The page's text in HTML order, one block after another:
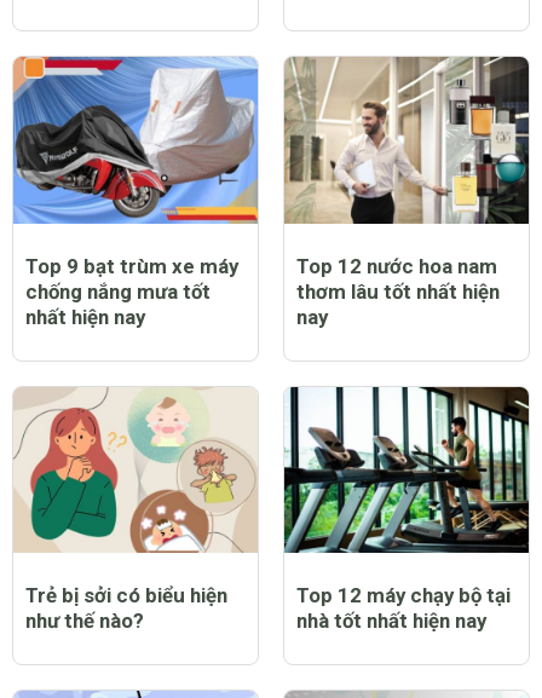
Top 9 bạt trùm xe máy
chống nắng mưa tốt
nhất hiện nay
Top 12 nước hoa nam
thơm lâu tốt nhất hiện
nay
Trẻ bị sởi có biểu hiện
như thế nào?
Top 12 máy chạy bộ tại
nhà tốt nhất hiện nay